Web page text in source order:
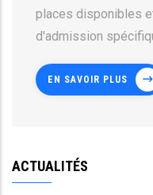
places disponibles
d'admission
EN SAVOIR PLUS
ACTUALITÉS